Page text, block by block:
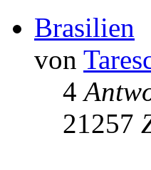
Brasilien
von
4
21257